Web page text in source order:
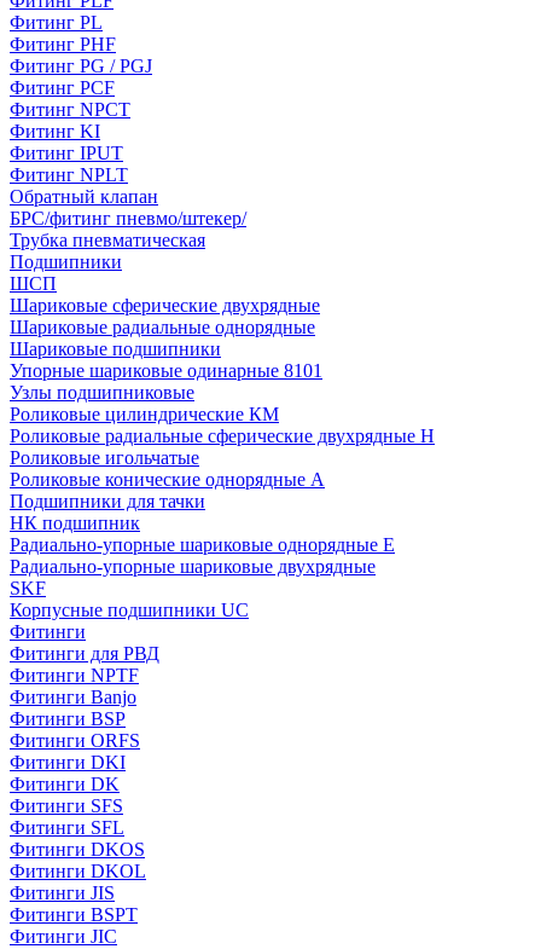
Фитинг PL
Фитинг PHF
Фитинг PG / PGJ
Фитинг PCF
Фитинг NPCT
Фитинг KI
Фитинг IPUT
Фитинг NPLT
Обратный клапан
БРС/фитинг пневмо/штекер/
Трубка пневматическая
Подшипники
ШСП
Шариковые сферические двухрядные
Шариковые радиальные однорядные
Шариковые подшипники
Упорные шариковые одинарные 8101
Узлы подшипниковые
Роликовые цилиндрические КМ
Роликовые радиальные сферические двухрядные H
Роликовые игольчатые
Роликовые конические однорядные А
Подшипники для тачки
НК подшипник
Радиально-упорные шариковые однорядные Е
Радиально-упорные шариковые двухрядные
SKF
Корпусные подшипники UC
Фитинги
Фитинги для РВД
Фитинги NPTF
Фитинги Banjo
Фитинги BSP
Фитинги ORFS
Фитинги DKI
Фитинги DK
Фитинги SFS
Фитинги SFL
Фитинги DKOS
Фитинги DKOL
Фитинги JIS
Фитинги BSPT
Фитинги JIC